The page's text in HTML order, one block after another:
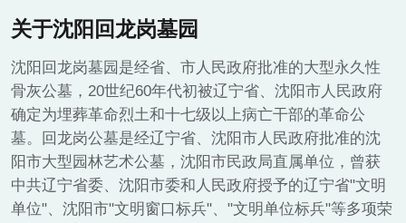
关于沈阳回龙岗墓园
沈阳回龙岗墓园是经省、市人民政府批准的大型永久性
骨灰公墓，20世纪60年代初被辽宁省、沈阳市人民政府
确定为埋葬革命烈土和十七级以上病亡干部的革命公
墓。回龙岗公墓是经辽宁省、沈阳市人民政府批准的沈
阳市大型园林艺术公墓，沈阳市民政局直属单位，曾获
中共辽宁省委、沈阳市委和人民政府授予的辽宁省"文明
单位"、沈阳市"文明窗口标兵"、"文明单位标兵"等多项荣